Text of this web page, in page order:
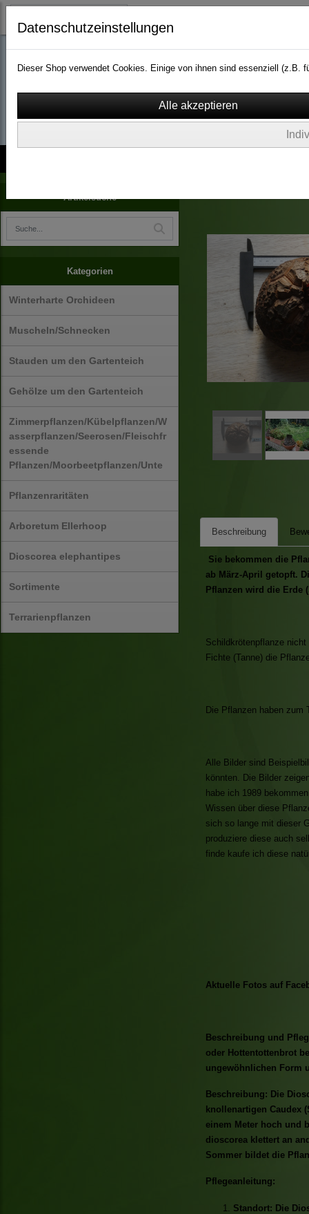
wassergarten-
Artikelsuche
Kategorien
Winterharte Orchideen
Muscheln/Schnecken
Stauden um den Gartenteich
Gehölze um den Gartenteich
Zimmerpflanzen/Kübelpflanzen/W
asserpflanzen/Seerosen/Fleischfr
essende
Pflanzen/Moorbeetpflanzen/Unte
Pflanzenraritäten
Arboretum Ellerhoop
Dioscorea elephantipes
Sortimente
Terrarienpflanzen
Beschreibung
Sie bekommen die
ab März-April getopft.
Pflanzen wird die Erde
Schildkrötenpflanze
Fichte (Tanne) die
Die Pflanzen haben zum
Alle Bilder sind
könnten. Die Bilder
habe ich 1989
Wissen über diese
sich so lange mit dieser
produziere diese auch
finde kaufe ich diese
Aktuelle Fotos auf
Beschreibung und
oder Hottentottenbrot
ungewöhnlichen Form
Beschreibung: Die
knollenartigen Caudex
einem Meter hoch und
dioscorea klettert an
Sommer bildet die
Pflegeanleitung:
Standort: Die
Datenschutzeinstellungen
Dieser Shop verwendet Cookies. Einige von ihnen sind essenziell (z.B.